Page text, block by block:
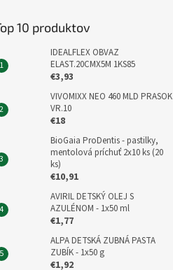
10 produktov
IDEALFLEX OBVAZ
ELAST.20CMX5M 1KS85
€3,93
VIVOMIXX NEO 460 MLD PRASOK
VR.10
€18
BioGaia ProDentis - pastilky,
mentolová príchuť 2x10 ks (20
ks)
€10,91
AVIRIL DETSKÝ OLEJ S
AZULÉNOM - 1x50 ml
€1,77
ALPA DETSKÁ ZUBNÁ PASTA
ZUBÍK - 1x50 g
€1,92